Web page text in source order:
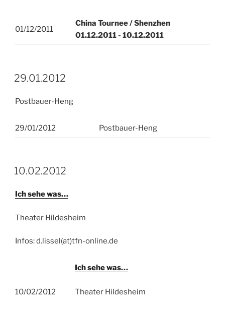
01/12/2011
China Tournee / Shenzhen
01.12.2011 - 10.12.2011
29.01.2012
Postbauer-Heng
29/01/2012 Postbauer-Heng
10.02.2012
Ich sehe was…
Theater Hildesheim
Infos: d.lissel(at)tfn-online.de
10/02/2012
Ich sehe was…
Theater Hildesheim